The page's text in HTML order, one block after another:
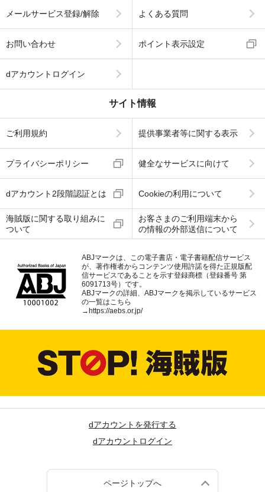
メールサービス登録/解除 よくある質問
お問い合わせ ポイント表示設定
dアカウントログイン
サイト情報
ご利用規約 提供事業者等に関する表示
プライバシーポリシー 健全なサービスに向けて
dアカウント2段階認証とは Cookieの利用について
海賊版に関する取り組みに
ついて
お客さまのご利用端末から
の情報の外部送信について
ABJマークは、この電子書店・電子書籍配信サービス
が、著作権者からコンテンツ使用許諾を得た正規版配
信サービスであることを示す登録商標（登録番号 第
6091713号）です。
ABJマークの詳細、ABJマークを掲示しているサービス
の一覧はこちら
→ https://aebs.or.jp/
dアカウントを発行する
dアカウントログイン
ページトップへ